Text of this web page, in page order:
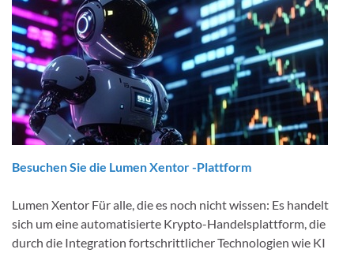
Besuchen Sie die Lumen Xentor -Plattform
Lumen Xentor Für alle, die es noch nicht wissen: Es handelt
sich um eine automatisierte Krypto-Handelsplattform, die
durch die Integration fortschrittlicher Technologien wie KI